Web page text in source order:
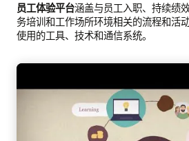
员工体验平台涵盖与员工入职、持续绩
务培训和工作场所环境相关的流程和活
使用的工具、技术和通信系统。